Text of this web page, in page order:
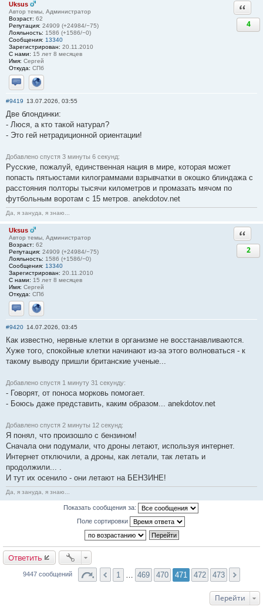
Uksus
Автор темы, Администратор
Возраст: 62
Репутация: 24909 (+24984/−75)
Лояльность: 1586 (+1586/−0)
Сообщения: 13340
Зарегистрирован: 20.11.2010
С нами: 15 лет 8 месяцев
Имя: Сергей
Откуда: СПб
Отправить личное сообщение
Сайт
4
#9419 13.07.2026, 03:55
Две блондинки:
- Люся, а кто такой натурал?
- Это гей нетрадиционной ориентации!
Добавлено спустя 3 минуты 6 секунд:
Русские, пожалуй, единственная нация в мире, которая может
попасть пятьюстами килограммами взрывчатки в окошко блиндажа с
расстояния полторы тысячи километров и промазать мячом по
футбольным воротам с 15 метров. anekdotov.net
Да, я зануда, я знаю...
Uksus
Автор темы, Администратор
Возраст: 62
Репутация: 24909 (+24984/−75)
Лояльность: 1586 (+1586/−0)
Сообщения: 13340
Зарегистрирован: 20.11.2010
С нами: 15 лет 8 месяцев
Имя: Сергей
Откуда: СПб
Отправить личное сообщение
Сайт
2
#9420 14.07.2026, 03:45
Как известно, нервные клетки в организме не восстанавливаются.
Хуже того, спокойные клетки начинают из-за этого волноваться - к
такому выводу пришли британские ученые...
Добавлено спустя 1 минуту 31 секунду:
- Говорят, от поноса морковь помогает.
- Боюсь даже представить, каким образом... anekdotov.net
Добавлено спустя 2 минуты 12 секунд:
Я понял, что произошло с бензином!
Сначала они подумали, что дроны летают, используя интернет.
Интернет отключили, а дроны, как летали, так летать и
продолжили... .
И тут их осенило - они летают на БЕНЗИНЕ!
Да, я зануда, я знаю...
Показать сообщения за:
Поле сортировки
Ответить
9447 сообщений 1 469 470 471 472 473
Перейти